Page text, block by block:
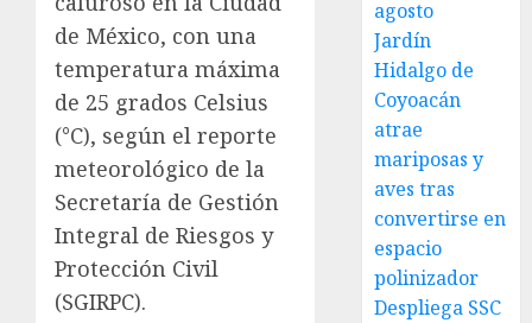
de México, con una
temperatura máxima
de 25 grados Celsius
(°C), según el reporte
meteorológico de la
Secretaría de Gestión
Integral de Riesgos y
Protección Civil
(SGIRPC).
agosto
Jardín
Hidalgo de
Coyoacán
atrae
mariposas y
aves tras
convertirse en
espacio
polinizador
Despliega SSC